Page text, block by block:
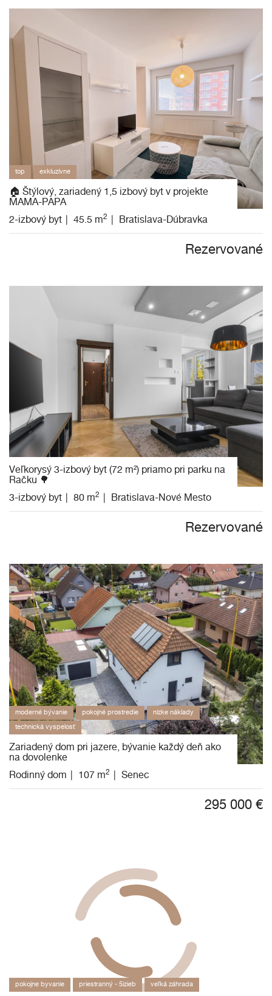
🏠 Štýlový, zariadený 1,5 izbový byt v projekte
MAMA-PAPA
top exkluzívne
2-izbový byt 45.5 m2 Bratislava-Dúbravka
Rezervované
Veľkorysý 3-izbový byt (72 m²) priamo pri parku na
Račku 🌳
3-izbový byt
80 m2 Bratislava-Nové Mesto
Rezervované
Zariadený dom pri jazere, bývanie každý deň ako
na dovolenke
moderné bývanie pokojné prostredie nízke náklady
technická vyspelosť
Rodinný dom 107 m2 Senec
295 000 €
pokojne byvanie priestranný - 5izieb veľká záhrada